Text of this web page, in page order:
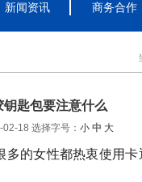
新闻资讯 商务合作
匙包要注意什么
02-18 选择字号： 小 中 大
多的女性都热衷使用